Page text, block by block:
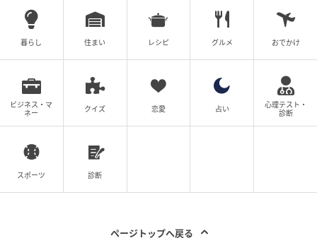
ストを楽しむロングTシャツを作りました。
快適になるちょっとした工夫が
便利なトラベルアイテム
旅の煩わしさをお助けする３種のアイテムを、
【Hyvää ruokahalua】のイラストを使って作りまし
た。咲楽さんが旅する中で、ここがいいなというポイ
暮らし 住まい レシピ グルメ おでかけ
ビジネス・マ
ネー
クイズ 恋愛 占い
心理テスト・
診断
スポーツ 診断
ページトップへ戻る